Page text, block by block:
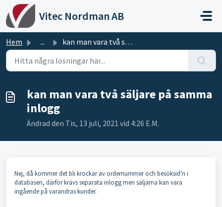
Hoppa över till huvudinnehåll
Vitec Nordman AB
Hem ... kan man vara två säljare på samma inlogg
kan man vara två säljare på samma
inlogg
Ändrad den Tis, 13 juli, 2021 vid 4:26 E.M.
Nej, då kommer det bli krockar av ordernummer och besöksid'n i
databasen, därför krävs separata inlogg men säljarna kan vara
ingående på varandras kunder.